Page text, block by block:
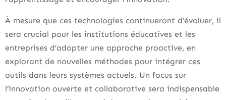
À mesure que ces technologies continueront d’évoluer, il
sera crucial pour les institutions éducatives et les
entreprises d’adopter une approche proactive, en
explorant de nouvelles méthodes pour intégrer ces
outils dans leurs systèmes actuels. Un focus sur
l’innovation ouverte et collaborative sera indispensable